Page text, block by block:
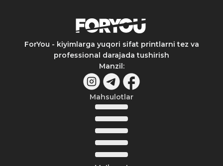
ForYou - kiyimlarga yuqori sifat printlarni tez va
professional darajada tushirish
Manzil:
Mahsulotlar